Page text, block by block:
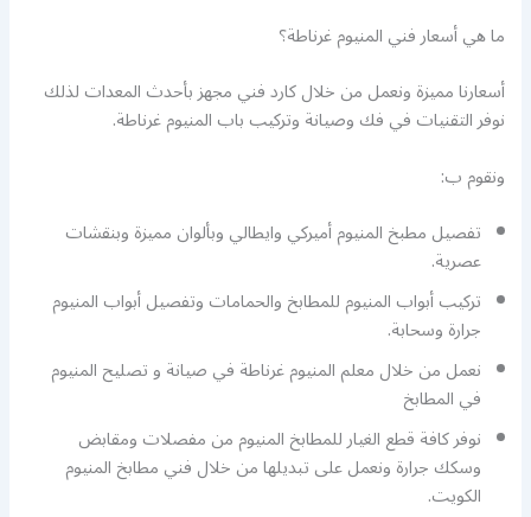
ما هي أسعار فني المنيوم غرناطة؟
أسعارنا مميزة ونعمل من خلال كارد فني مجهز بأحدث المعدات لذلك
نوفر التقنيات في فك وصيانة وتركيب باب المنيوم غرناطة.
ونقوم ب:
تفصيل مطبخ المنيوم أميركي وايطالي وبألوان مميزة وبنقشات
عصرية.
تركيب أبواب المنيوم للمطابخ والحمامات وتفصيل أبواب المنيوم
جرارة وسحابة.
نعمل من خلال معلم المنيوم غرناطة في صيانة و تصليح المنيوم
في المطابخ
نوفر كافة قطع الغيار للمطابخ المنيوم من مفصلات ومقابض
وسكك جرارة ونعمل على تبديلها من خلال فني مطابخ المنيوم
الكويت.